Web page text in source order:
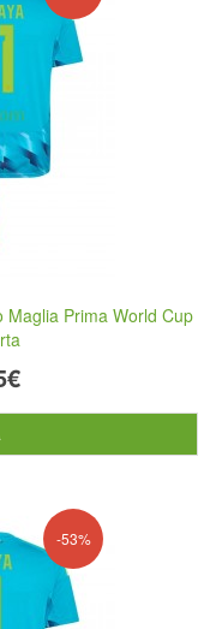
Maglia Prima World Cup
-53%